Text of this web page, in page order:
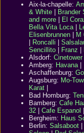
Aix-la-chapelle:
& White
Brander
and more
El
Bella Vita Loca|
Elisenbrunnen
M
Roncalli
Sencillito
Franz
Alsdorf: Cinetower|
Amberg: Havana|
Aschaffenburg:
Augsburg: Mo-
Karat
Bad Homburg:
Bamberg: Cafe
32
Cafe Espanol
Bergheim: Haus
Berlin: Salsaboot